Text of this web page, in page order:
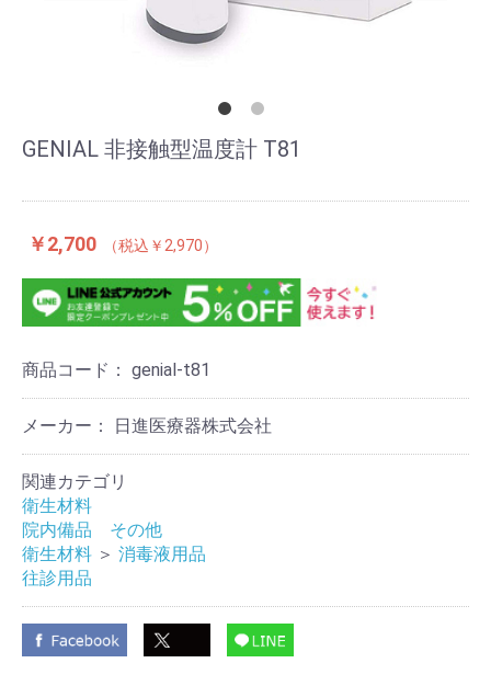
GENIAL 非接触型温度計 T81
￥2,700 ￥2,970
商品コード： genial-t81
メーカー： 日進医療器株式会社
関連カテゴリ
衛生材料
院内備品 その他
衛生材料 ＞ 消毒液用品
往診用品